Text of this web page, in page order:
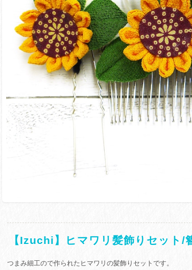
【Izuchi】ヒマワリ髪飾りセット/
つまみ細工ので作られたヒマワリの髪飾りセットです。